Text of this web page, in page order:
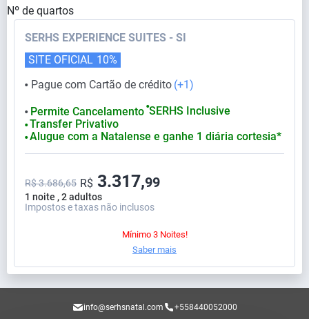
Nº de quartos
SERHS EXPERIENCE SUITES - SI
⬤ Pague com Cartão de crédito (+1)
SITE OFICIAL 10%
⬤ Permite Cancelamento ⬤SERHS Inclusive
⬤ Transfer Privativo
⬤ Alugue com a Natalense e ganhe 1 diária cortesia*
1 noite , 2 adultos
R$ 3.686,65 R$ 3.317,99
Impostos e taxas não inclusos
Mínimo 3 Noites!
Saber mais
info@serhsnatal.com +558440052000